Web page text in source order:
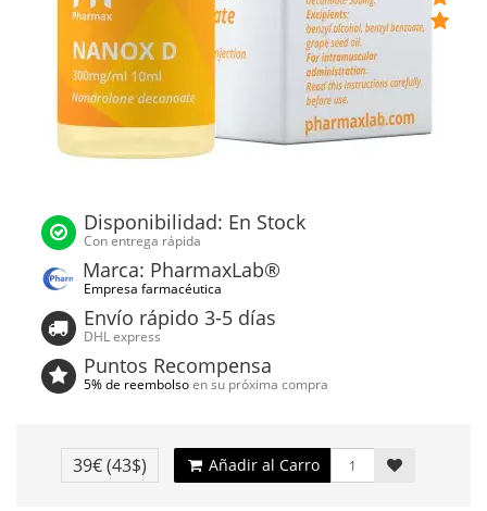
Disponibilidad: En Stock
Con entrega rápida
Marca: PharmaxLab®
Empresa farmacéutica
Envío rápido 3-5 días
DHL express
Puntos Recompensa
5% de reembolsoen su próxima compra
39€(43$) Añadir al Carro